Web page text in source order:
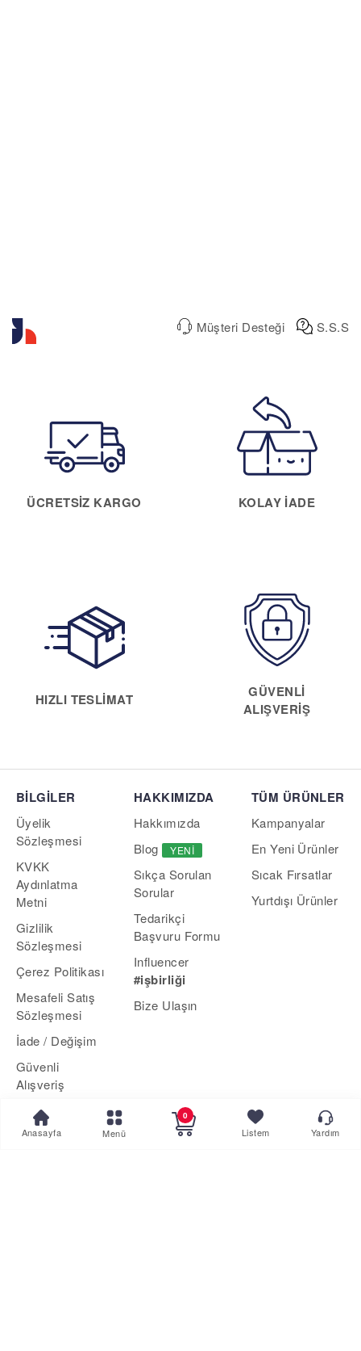
Müşteri Desteği S.S.S
ÜCRETSIZ KARGO KOLAY IADE
HIZLI TESLIMAT
GÜVENLI
ALIŞVERIŞ
BİLGİLER
Üyelik
Sözleşmesi
KVKK
Aydınlatma
Metni
Gizlilik
Sözleşmesi
Çerez Politikası
Mesafeli Satış
Sözleşmesi
İade / Değişim
Güvenli
Alışveriş
Kargo
Yardım
HAKKIMIZDA
Hakkımızda
Blog YENI
Sıkça Sorulan
Sorular
Tedarikçi
Başvuru Formu
Influencer
#işbirliği
Bize Ulaşın
TÜM ÜRÜNLER
Kampanyalar
En Yeni Ürünler
Sıcak Fırsatlar
Yurtdışı Ürünler
Anasayfa Menü
0
Listem Yardım